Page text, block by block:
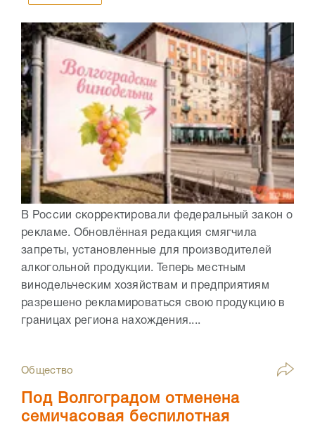
В России скорректировали федеральный закон о
рекламе. Обновлённая редакция смягчила
запреты, установленные для производителей
алкогольной продукции. Теперь местным
винодельческим хозяйствам и предприятиям
разрешено рекламироваться свою продукцию в
границах региона нахождения....
Общество
Под Волгоградом отменена
семичасовая беспилотная